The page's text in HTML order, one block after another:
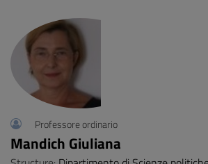
Professore ordinario
Mandich Giuliana